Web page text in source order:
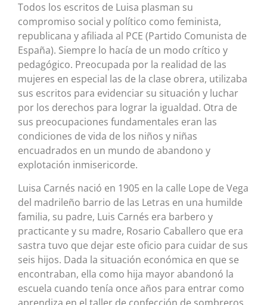
Todos los escritos de Luisa plasman su
compromiso social y político como feminista,
republicana y afiliada al PCE (Partido Comunista de
España). Siempre lo hacía de un modo crítico y
pedagógico. Preocupada por la realidad de las
mujeres en especial las de la clase obrera, utilizaba
sus escritos para evidenciar su situación y luchar
por los derechos para lograr la igualdad. Otra de
sus preocupaciones fundamentales eran las
condiciones de vida de los niños y niñas
encuadrados en un mundo de abandono y
explotación inmisericorde.
Luisa Carnés nació en 1905 en la calle Lope de Vega
del madrileño barrio de las Letras en una humilde
familia, su padre, Luis Carnés era barbero y
practicante y su madre, Rosario Caballero que era
sastra tuvo que dejar este oficio para cuidar de sus
seis hijos. Dada la situación económica en que se
encontraban, ella como hija mayor abandonó la
escuela cuando tenía once años para entrar como